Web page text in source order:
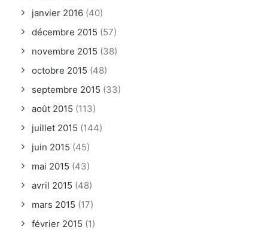
janvier 2016 (40)
décembre 2015 (57)
novembre 2015 (38)
octobre 2015 (48)
septembre 2015 (33)
août 2015 (113)
juillet 2015 (144)
juin 2015 (45)
mai 2015 (43)
avril 2015 (48)
mars 2015 (17)
février 2015 (1)